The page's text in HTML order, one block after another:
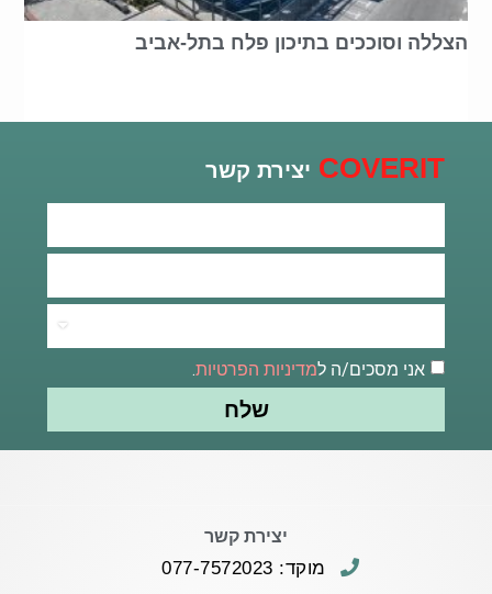
הצללה וסוככים בתיכון פלח בתל-אביב
COVERIT יצירת קשר
אני מסכים/ה למדיניות הפרטיות.
שלח
יצירת קשר
מוקד: 077-7572023